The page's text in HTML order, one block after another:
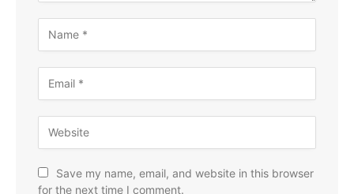
Save my name, email, and website in this browser
for the next time I comment.